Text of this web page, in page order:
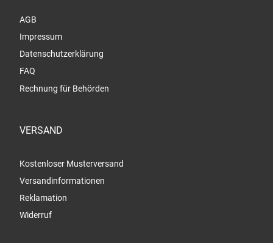
AGB
Impressum
Datenschutzerklärung
FAQ
Rechnung für Behörden
VERSAND
Kostenloser Musterversand
Versandinformationen
Reklamation
Widerruf